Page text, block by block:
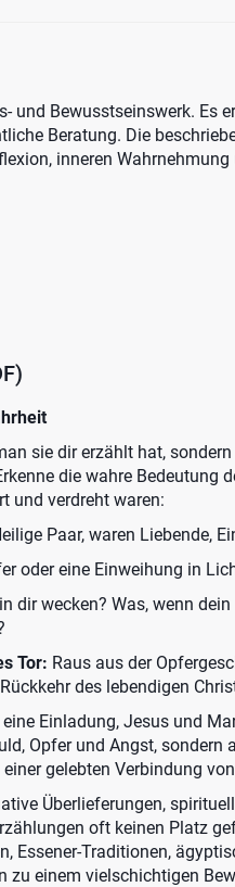
und Bewusstseinswerk. Es
Beratung. Die
inneren
sie dir erzählt hat,
die wahre Bedeutung
und verdreht waren:
Paar, waren Liebende,
oder eine Einweihung in
dir wecken? Was, wenn
Tor: Raus aus der
des lebendigen
Einladung, Jesus und
Opfer und Angst, sondern
gelebten Verbindung
Überlieferungen,
oft keinen Platz
Essener-Traditionen,
zu einem vielschichtigen